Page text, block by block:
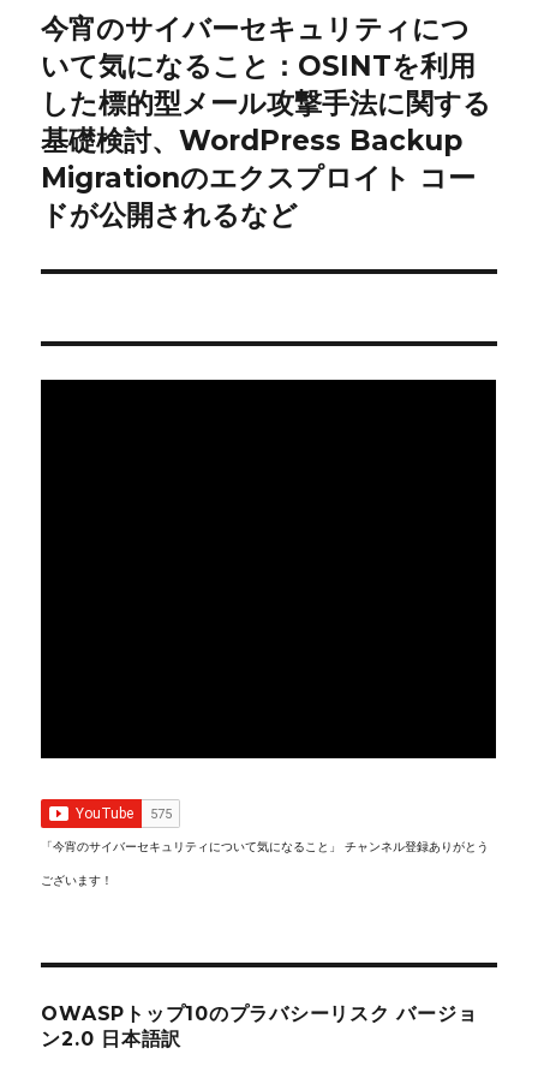
次
の
投
稿:
今宵のサイバーセキュリティにつ
いて気になること：OSINTを利用
した標的型メール攻撃手法に関する
基礎検討、WordPress Backup
Migrationのエクスプロイト コー
ドが公開されるなど
「今宵のサイバーセキュリティについて気になること」 チャンネル登録ありがとう
ございます！
OWASPトップ10のプラバシーリスク バージョ
ン2.0 日本語訳